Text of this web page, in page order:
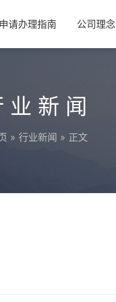
申请办理指南 公司理念
业新闻
» 行业新闻 » 正文